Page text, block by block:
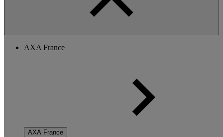
AXA France
AXA France